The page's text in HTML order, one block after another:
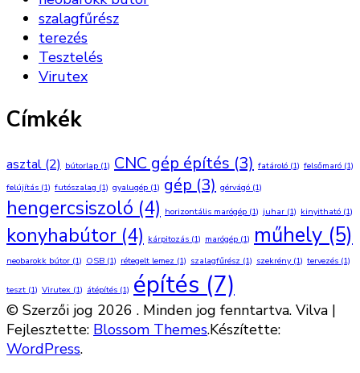
szalagfűrész
terezés
Tesztelés
Virutex
Címkék
asztal (2) bútorlap (1) CNC gép építés (3) fatároló (1) felsőmaró (1)
felújítás (1) futószalag (1) gyalugép (1) gép (3) gérvágó (1)
hengercsiszoló (4) horizontális marógép (1) juhar (1) kinyitható (1)
konyhabútor (4) kárpitozás (1) marógép (1) műhely (5)
neobarokk bútor (1) OSB (1) rétegelt lemez (1) szalagfűrész (1) szekrény(1) tervezés (1)
teszt (1) Virutex (1) átépítés (1) építés (7)
© Szerzői jog 2026 . Minden jog fenntartva. Vilva |
Fejlesztette: Blossom Themes.Készítette:
WordPress.